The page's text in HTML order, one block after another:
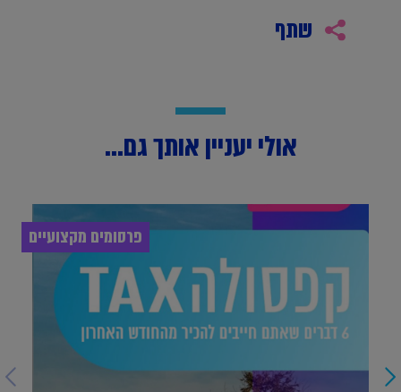
שתף
אולי יעניין אותך גם...
פרסומים מקצועיים